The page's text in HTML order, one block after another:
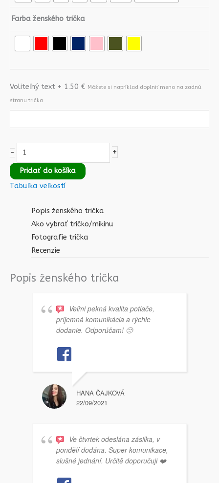
Farba ženského trička
Voliteľný text + 1.50 € Móžete si napríklad doplniť meno na zadnú
stranu trička
- +
Pridať do košíka
Tabuľka veľkostí
Popis ženského trička
Ako vybrať tričko/mikinu
Fotografie trička
Recenzie
Popis ženského trička
Veľmi pekná kvalita potlače,
príjemná komunikácia a rýchle
dodanie. Odporúčam! 🙂
HANA ČAJKOVÁ
22/09/2021
Ve čtvrtek odeslána zásilka, v
pondělí dodána. Super komunikace,
slušné jednání. Určitě doporučuji ❤️